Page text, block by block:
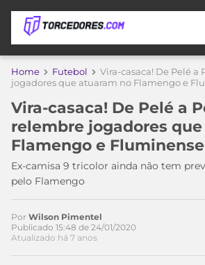
APOSTAS
DE
APOSTA
MELHORES
SITES
DE
APOSTAS
2026
COPA
DO
MUNDO
TIMES
MEU
TIME
CAMPEONATOS
Home Futebol
Vira-casaca! De Pelé a
jogadores que atuaram no Flamengo e
Vira-casaca! De Pelé a
relembre jogadores
Flamengo e Fluminense
Ex-camisa 9 tricolor ainda não tem
pelo Flamengo
Por Wilson Pimentel
Publicado 15:48 de 24/01/2020
Atualizado há 7 anos